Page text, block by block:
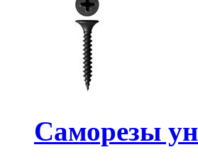
Саморезы